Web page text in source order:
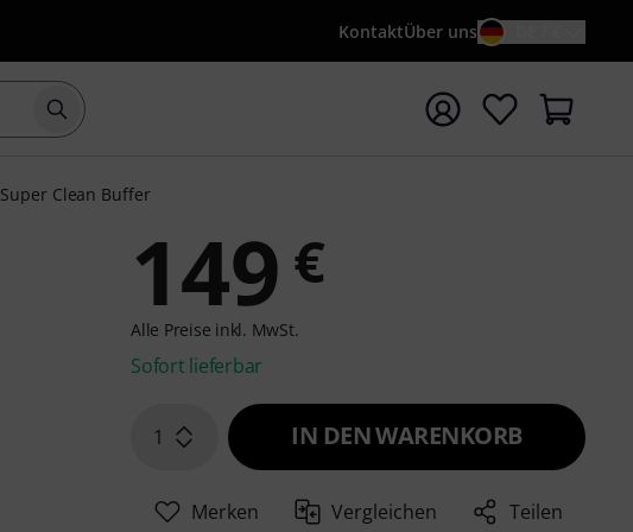
KontaktÜber uns
Suche mit Suchwort {searchTerm} starten
Super Clean Buffer
149 €
Alle Preise inkl. MwSt.
Sofort lieferbar
1 IN DEN WARENKORB
Merken Vergleichen Teilen